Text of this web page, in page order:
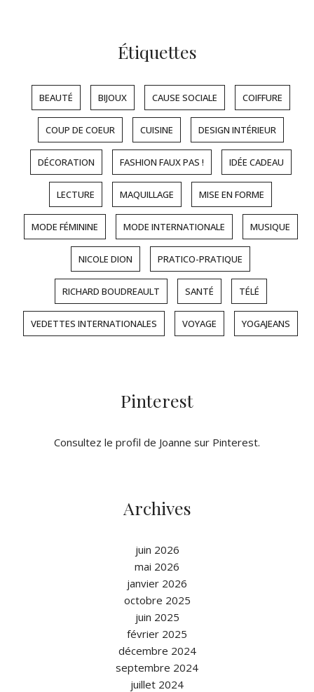
Étiquettes
BEAUTÉ BIJOUX CAUSE SOCIALE COIFFURE
COUP DE COEUR CUISINE DESIGN INTÉRIEUR
DÉCORATION FASHION FAUX PAS ! IDÉE CADEAU
LECTURE MAQUILLAGE MISE EN FORME
MODE FÉMININE MODE INTERNATIONALE MUSIQUE
NICOLE DION PRATICO-PRATIQUE
RICHARD BOUDREAULT SANTÉ TÉLÉ
VEDETTES INTERNATIONALES VOYAGE YOGAJEANS
Pinterest
Consultez le profil de Joanne sur Pinterest.
Archives
juin 2026
mai 2026
janvier 2026
octobre 2025
juin 2025
février 2025
décembre 2024
septembre 2024
juillet 2024